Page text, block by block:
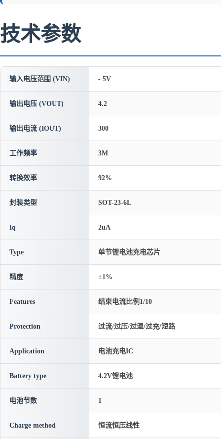
技术参数
输入电压范围 (VIN) - 5V
输出电压 (VOUT) 4.2
输出电流 (IOUT) 300
工作频率 3M
转换效率 92%
封装类型 SOT-23-6L
Iq 2uA
Type 单节锂电池充电芯片
精度 ±1%
Features 结束电流比例1/10
Protection 过流/过压/过温/过充/短路
Application 电池充电IC
Battery type 4.2V锂电池
电池节数 1
Charge method 恒流恒压线性